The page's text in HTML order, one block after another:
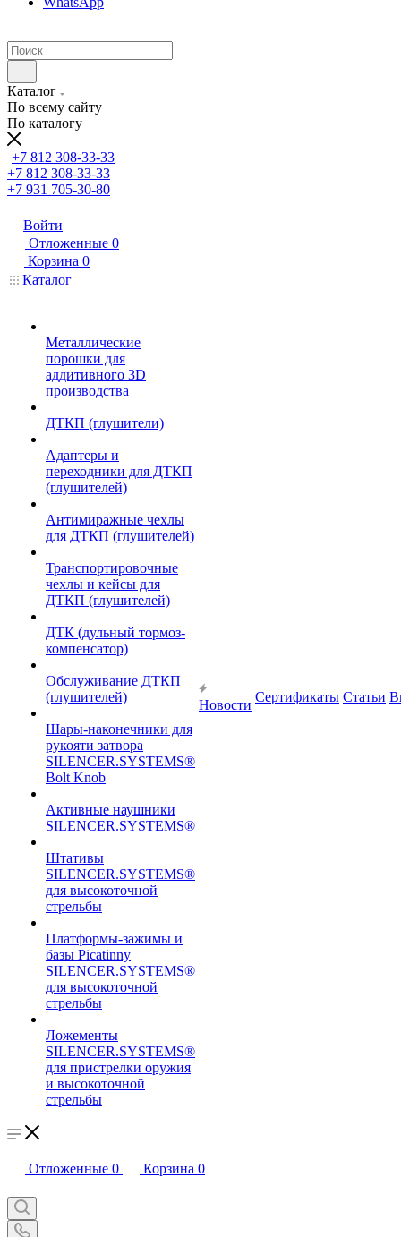
Каталог
По всему сайту
По каталогу
+7 812 308-33-33
+7 812 308-33-33
+7 931 705-30-80
Войти
Отложенные 0
Корзина 0
Каталог
Металлические
порошки для
аддитивного 3D
производства
ДТКП (глушители)
Адаптеры и
переходники для ДТКП
(глушителей)
Антимиражные чехлы
для ДТКП (глушителей)
Транспортировочные
чехлы и кейсы для
ДТКП (глушителей)
ДТК (дульный тормоз-
компенсатор)
Обслуживание ДТКП
(глушителей)
Шары-наконечники для
рукояти затвора
SILENCER.SYSTEMS®
Bolt Knob
Активные наушники
SILENCER.SYSTEMS®
Штативы
SILENCER.SYSTEMS®
для высокоточной
стрельбы
Платформы-зажимы и
базы Picatinny
SILENCER.SYSTEMS®
для высокоточной
стрельбы
Ложементы
SILENCER.SYSTEMS®
для пристрелки оружия
и высокоточной
стрельбы
Новости
Сертификаты Статьи
Отложенные 0 Корзина 0